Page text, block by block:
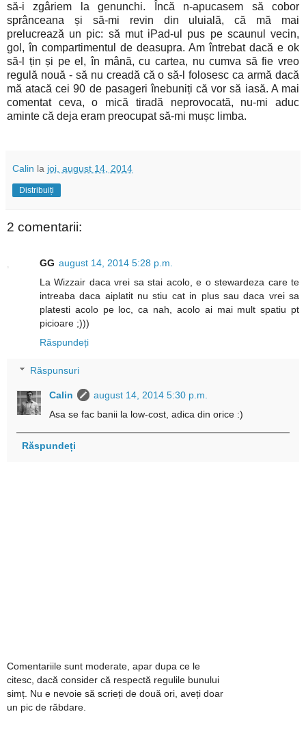
să-i zgâriem la genunchi. Încă n-apucasem să cobor
sprânceana și să-mi revin din uluială, că mă mai
prelucrează un pic: să mut iPad-ul pus pe scaunul vecin,
gol, în compartimentul de deasupra. Am întrebat dacă e ok
să-l țin și pe el, în mână, cu cartea, nu cumva să fie vreo
regulă nouă - să nu creadă că o să-l folosesc ca armă dacă
mă atacă cei 90 de pasageri înebuniți că vor să iasă. A mai
comentat ceva, o mică tiradă neprovocată, nu-mi aduc
aminte că deja eram preocupat să-mi mușc limba.
Calin la joi, august 14, 2014
Distribuiți
2 comentarii:
GG august 14, 2014 5:28 p.m.
La Wizzair daca vrei sa stai acolo, e o stewardeza care te
intreaba daca aiplatit nu stiu cat in plus sau daca vrei sa
platesti acolo pe loc, ca nah, acolo ai mai mult spatiu pt
picioare ;)))
Răspundeți
Răspunsuri
Calin
august 14, 2014 5:30 p.m.
Asa se fac banii la low-cost, adica din orice :)
Răspundeți
Comentariile sunt moderate, apar dupa ce le
citesc, dacă consider că respectă regulile bunului
simț. Nu e nevoie să scrieți de două ori, aveți doar
un pic de răbdare.